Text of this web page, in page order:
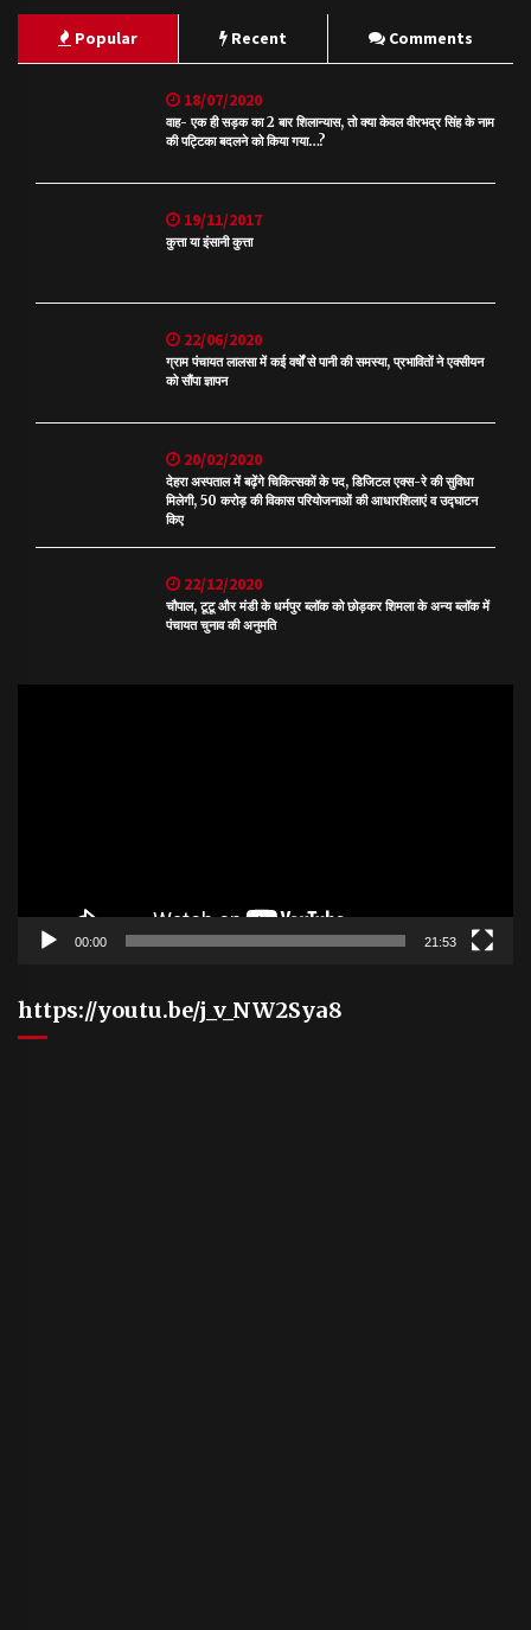
Popular Recent Comments
18/07/2020
वाह- एक ही सड़क का 2 बार शिलान्यास, तो क्या केवल वीरभद्र सिंह के नाम
की पट्टिका बदलने को किया गया…?
19/11/2017
कुत्ता या इंसानी कुत्ता
22/06/2020
ग्राम पंचायत लालसा में कई वर्षों से पानी की समस्या, प्रभावितों ने एक्सीयन
को सौंपा ज्ञापन
20/02/2020
देहरा अस्पताल में बढ़ेंगे चिकित्सकों के पद, डिजिटल एक्स-रे की सुविधा
मिलेगी, 50 करोड़ की विकास परियोजनाओं की आधारशिलाएं व उद्घाटन
किए
22/12/2020
चौपाल, टूटू और मंडी के धर्मपुर ब्लॉक को छोड़कर शिमला के अन्य ब्लॉक में
पंचायत चुनाव की अनुमति
00:00 21:53
https://youtu.be/j_v_NW2Sya8